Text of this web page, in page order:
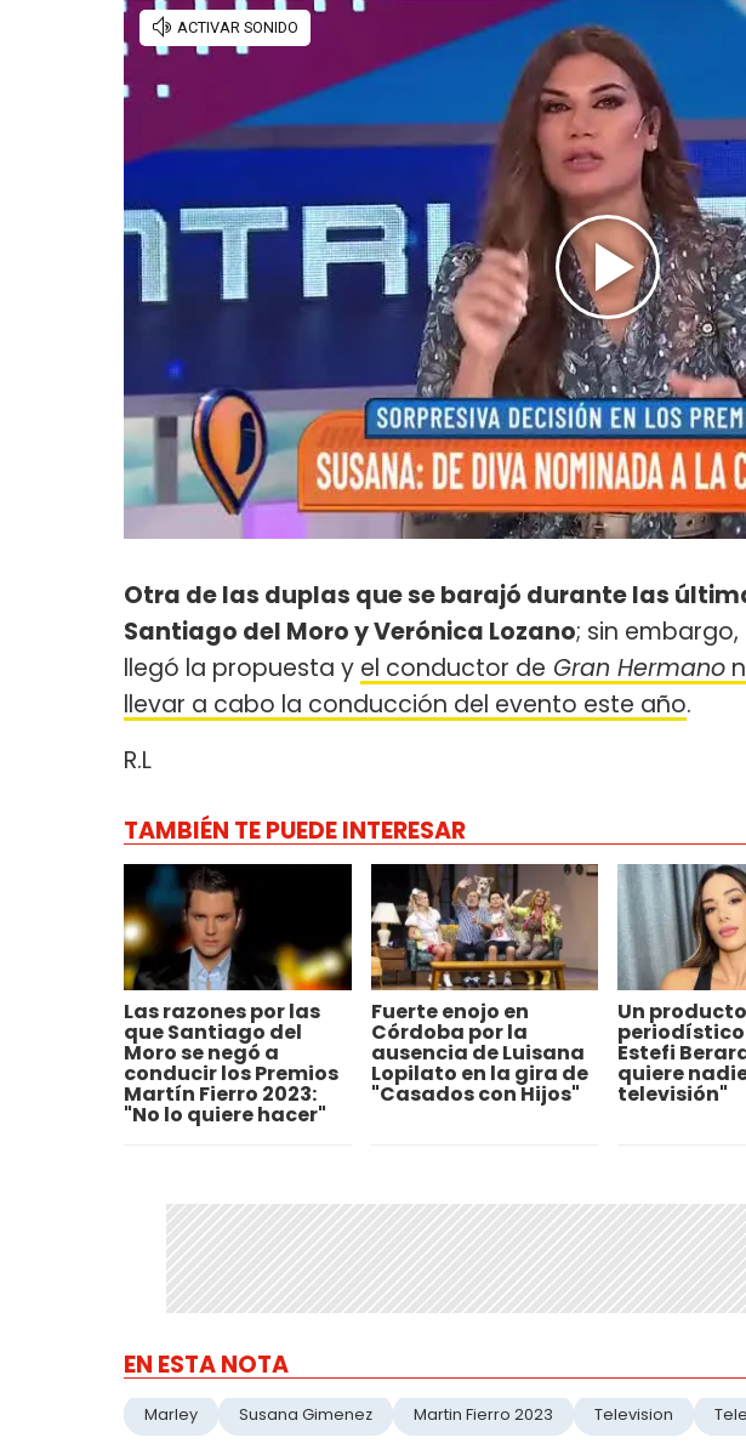
Otra de las duplas que se barajó durante las
Santiago del Moro y Verónica Lozano; sin
llegó la propuesta y el conductor de Gran Hermano
llevar a cabo la conducción del evento este año.
R.L
TAMBIÉN TE PUEDE INTERESAR
Las razones por las
que Santiago del
Moro se negó a
conducir los Premios
Martín Fierro 2023:
"No lo quiere hacer"
Fuerte enojo en
Córdoba por la
ausencia de Luisana
Lopilato en la gira de
"Casados con Hijos"
Un
Estefi
quiere
televisión"
EN ESTA NOTA
Marley Susana Gimenez Martin Fierro 2023 Television